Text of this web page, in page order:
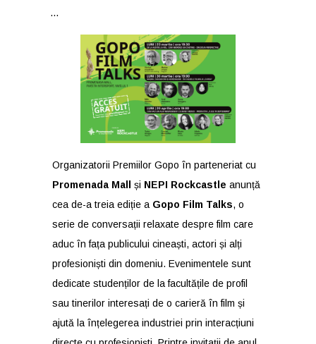
Organizatorii Premiilor Gopo în parteneriat cu
Promenada Mall
și NEPI Rockcastle anunță
cea de-a treia ediție a Gopo Film Talks, o
serie de conversații relaxate despre film care
aduc în fața publicului cineaști, actori și alți
profesioniști din domeniu. Evenimentele sunt
dedicate studenților de la facultățile de profil
sau tinerilor interesați de o carieră în film și
ajută la înțelegerea industriei prin interacțiuni